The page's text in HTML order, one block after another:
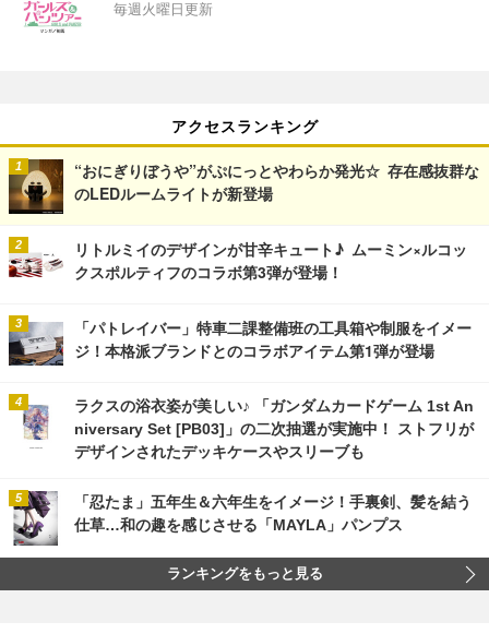
毎週火曜日更新
アクセスランキング
“おにぎりぼうや”がぷにっとやわらか発光☆ 存在感抜群な
のLEDルームライトが新登場
リトルミイのデザインが甘辛キュート♪ ムーミン×ルコッ
クスポルティフのコラボ第3弾が登場！
「パトレイバー」特車二課整備班の工具箱や制服をイメー
ジ！本格派ブランドとのコラボアイテム第1弾が登場
ラクスの浴衣姿が美しい♪ 「ガンダムカードゲーム 1st An
niversary Set [PB03]」の二次抽選が実施中！ ストフリが
デザインされたデッキケースやスリーブも
「忍たま」五年生＆六年生をイメージ！手裏剣、髪を結う
仕草…和の趣を感じさせる「MAYLA」パンプス
ランキングをもっと見る